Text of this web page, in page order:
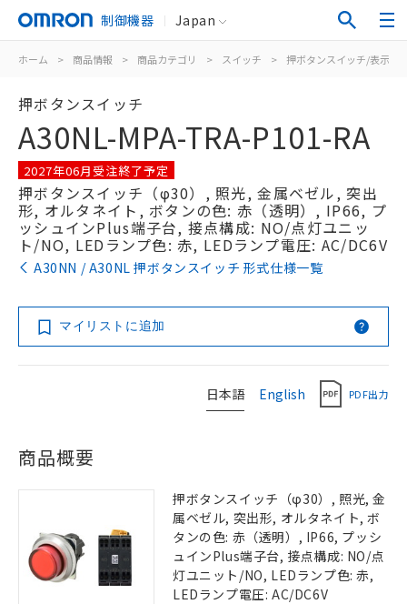
制御機器 Japan
ホーム > 商品情報 > 商品カテゴリ > スイッチ > 押ボタンスイッチ/表示灯
押ボタンスイッチ
A30NL-MPA-TRA-P101-RA
2027年06月受注終了予定
押ボタンスイッチ（φ30）, 照光, 金属ベゼル, 突出
形, オルタネイト, ボタンの色: 赤（透明）, IP66, プ
ッシュインPlus端子台, 接点構成: NO/点灯ユニッ
ト/NO, LEDランプ色: 赤, LEDランプ電圧: AC/DC6V
A30NN / A30NL 押ボタンスイッチ 形式仕様一覧
マイリストに追加
日本語 English PDF出力
商品概要
押ボタンスイッチ（φ30）, 照光, 金
属ベゼル, 突出形, オルタネイト, ボ
タンの色: 赤（透明）, IP66, プッシ
ュインPlus端子台, 接点構成: NO/点
灯ユニット/NO, LEDランプ色: 赤,
LEDランプ電圧: AC/DC6V